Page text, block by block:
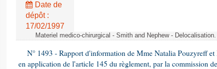
Date de
dépôt :
17/02/1997
Materiel medico-chirurgical - Smith and Nephew -
N° 1493 - Rapport d'information de Mme Natalia Pouzyreff
en application de l'article 145 du règlement, par la commission